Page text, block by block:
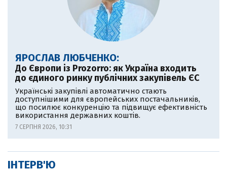
ЯРОСЛАВ ЛЮБЧЕНКО:
До Європи із Prozorro: як Україна входить
до єдиного ринку публічних закупівель ЄС
Українські закупівлі автоматично стають
доступнішими для європейських постачальників,
що посилює конкуренцію та підвищує ефективність
використання державних коштів.
7 СЕРПНЯ 2026, 10:31
ІНТЕРВ'Ю